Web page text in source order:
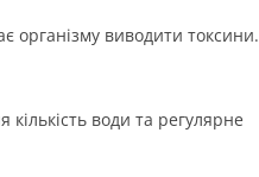
організму виводити токсини.
води та регулярне